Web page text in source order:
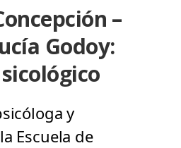
–
Godoy:
y
Escuela de